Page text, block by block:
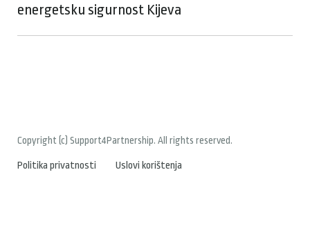
energetsku sigurnost Kijeva
Copyright (c) Support4Partnership. All rights reserved.
Politika privatnosti Uslovi korištenja